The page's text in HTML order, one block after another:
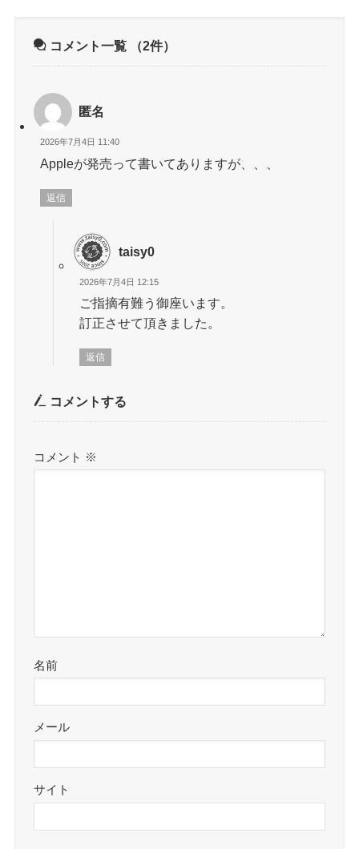
コメント一覧 （2件）
匿名
2026年7月4日 11:40
Appleが発売って書いてありますが、、、
返信
taisy0
2026年7月4日 12:15
ご指摘有難う御座います。
訂正させて頂きました。
返信
コメントする
コメント ※
名前
メール
サイト